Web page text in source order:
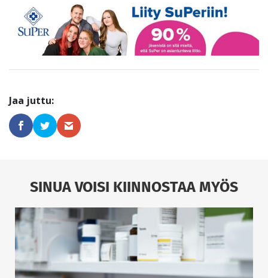
SINUA VOISI KIINNOSTAA MYÖS